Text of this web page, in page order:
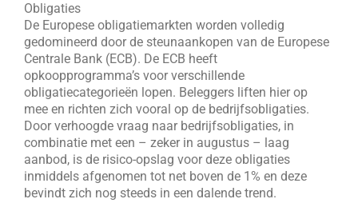
Obligaties
De Europese obligatiemarkten worden volledig
gedomineerd door de steunaankopen van de Europese
Centrale Bank (ECB). De ECB heeft
opkoopprogramma’s voor verschillende
obligatiecategorieën lopen. Beleggers liften hier op
mee en richten zich vooral op de bedrijfsobligaties.
Door verhoogde vraag naar bedrijfsobligaties, in
combinatie met een – zeker in augustus – laag
aanbod, is de risico-opslag voor deze obligaties
inmiddels afgenomen tot net boven de 1% en deze
bevindt zich nog steeds in een dalende trend.